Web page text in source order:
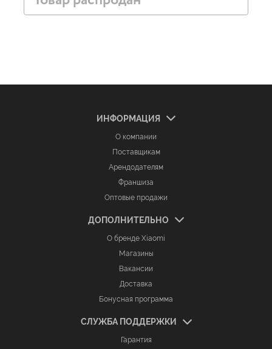
ИНФОРМАЦИЯ
О компании
Поставщикам
Арендодателям
Франшиза
Оптовые продажи
ДОПОЛНИТЕЛЬНО
О бренде Xiaomi
Магазины
Вакансии
Доставка
Бонусная программа
СЛУЖБА ПОДДЕРЖКИ
Гарантия